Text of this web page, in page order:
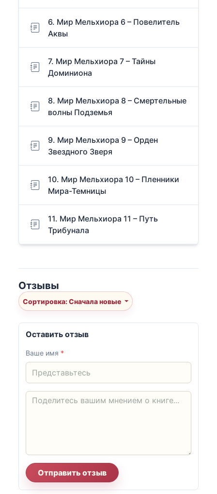
6. Мир Мельхиора 6 – Повелитель
Аквы
7. Мир Мельхиора 7 – Тайны
Доминиона
8. Мир Мельхиора 8 – Смертельные
волны Подземья
9. Мир Мельхиора 9 – Орден
Звездного Зверя
10. Мир Мельхиора 10 – Пленники
Мира-Темницы
11. Мир Мельхиора 11 – Путь
Трибунала
Отзывы
Сортировка: Сначала новые
Оставить отзыв
Ваше имя *
Отправить отзыв